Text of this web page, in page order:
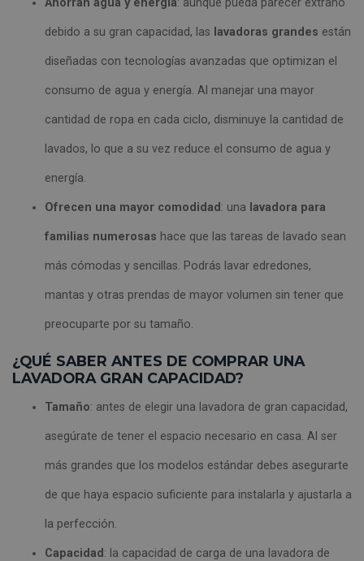
debido a su gran capacidad, las lavadoras grandes están
diseñadas con tecnologías avanzadas que optimizan el
consumo de agua y energía. Al manejar una mayor
cantidad de ropa en cada ciclo, disminuye la cantidad de
lavados, lo que a su vez reduce el consumo de agua y
energía.
Ofrecen una mayor comodidad : una lavadora para
familias numerosas hace que las tareas de lavado sean
más cómodas y sencillas. Podrás lavar edredones,
mantas y otras prendas de mayor volumen sin tener que
preocuparte por su tamaño.
¿QUÉ SABER ANTES DE COMPRAR UNA
LAVADORA GRAN CAPACIDAD?
Tamaño: antes de elegir una lavadora de gran capacidad,
asegúrate de tener el espacio necesario en casa. Al ser
más grandes que los modelos estándar debes asegurarte
de que haya espacio suficiente para instalarla y ajustarla a
la perfección.
Capacidad : la capacidad de carga de una lavadora de